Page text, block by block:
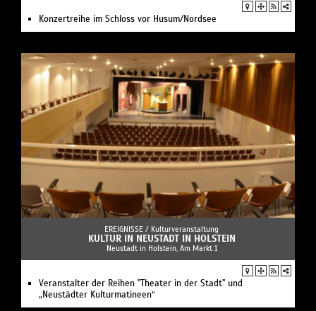
Konzertreihe im Schloss vor Husum/Nordsee
EREIGNISSE / Kulturveranstaltung
KULTUR IN NEUSTADT IN HOLSTEIN
Neustadt in Holstein, Am Markt 1
Veranstalter der Reihen "Theater in der Stadt" und
„Neustädter Kulturmatineen“